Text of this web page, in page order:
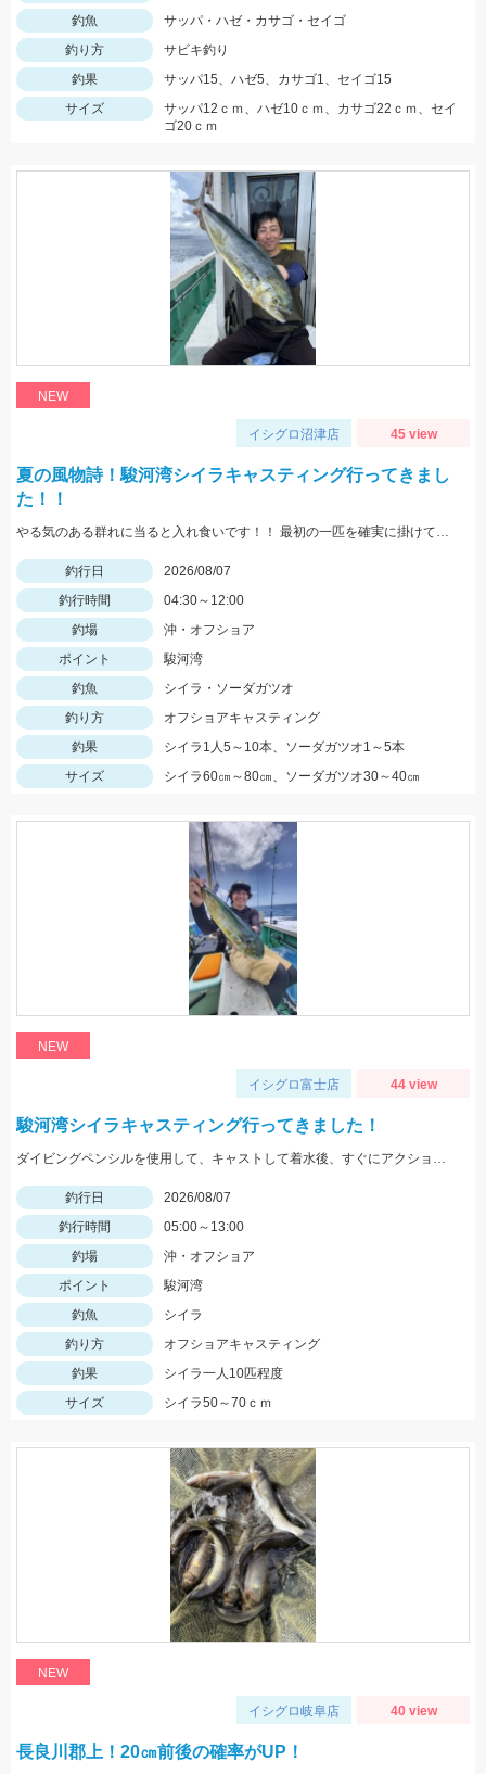
釣魚
サッパ・ハゼ・カサゴ・セイゴ
釣り方
サビキ釣り
釣果
サッパ15、ハゼ5、カサゴ1、セイゴ15
サイズ
サッパ12ｃｍ、ハゼ10ｃｍ、カサゴ22ｃｍ、セイ
ゴ20ｃｍ
NEW
イシグロ沼津店 45 view
夏の風物詩！駿河湾シイラキャスティング行ってきまし
た！！
やる気のある群れに当ると入れ食いです！！ 最初の一匹を確実に掛けて船べりに寄せてくることで船の周りがシイラだらけになり船中お祭り騒ぎになります！！
釣行日
2026/08/07
釣行時間
04:30～12:00
釣場
沖・オフショア
ポイント
駿河湾
釣魚
シイラ・ソーダガツオ
釣り方
オフショアキャスティング
釣果
シイラ1人5～10本、ソーダガツオ1～5本
サイズ
シイラ60㎝～80㎝、ソーダガツオ30～40㎝
NEW
イシグロ富士店 44 view
駿河湾シイラキャスティング行ってきました！
ダイビングペンシルを使用して、キャストして着水後、すぐにアクションを始めると見切られ難く、ヒット率が上がります。
釣行日
2026/08/07
釣行時間
05:00～13:00
釣場
沖・オフショア
ポイント
駿河湾
釣魚
シイラ
釣り方
オフショアキャスティング
釣果
シイラ一人10匹程度
サイズ
シイラ50～70ｃｍ
NEW
イシグロ岐阜店 40 view
長良川郡上！20㎝前後の確率がUP！